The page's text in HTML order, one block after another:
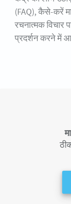
(FAQ), कैसे-करें
रचनात्मक विचार
प्रदर्शन करने में